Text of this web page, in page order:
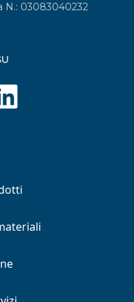
N.: 03083040232